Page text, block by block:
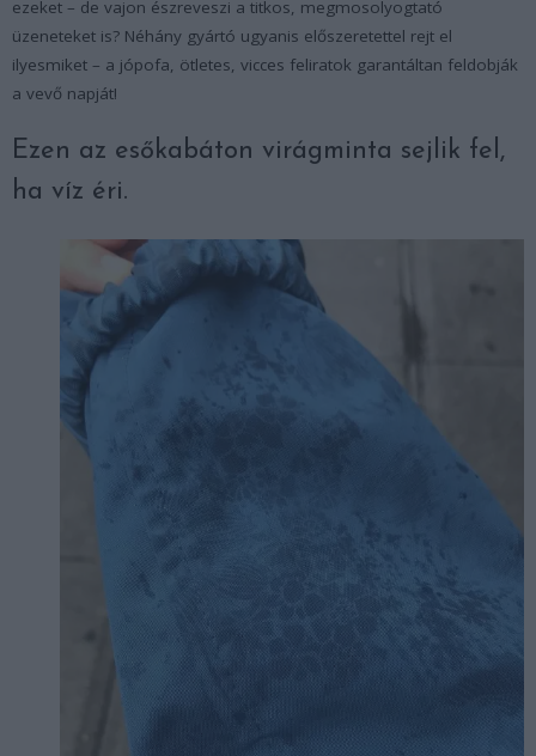
ezeket – de vajon észreveszi a titkos, megmosolyogtató
üzeneteket is? Néhány gyártó ugyanis előszeretettel rejt el
ilyesmiket – a jópofa, ötletes, vicces feliratok garantáltan feldobják
a vevő napját!
Ezen az esőkabáton virágminta sejlik fel,
ha víz éri.